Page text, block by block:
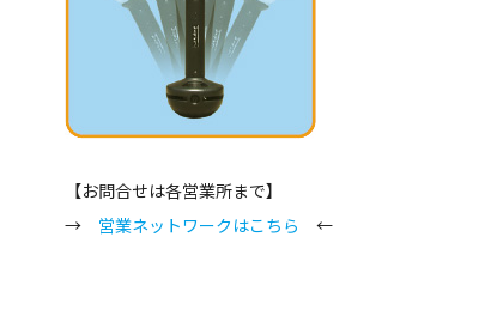
【お問合せは各営業所まで】
→ 営業ネットワークはこちら ←